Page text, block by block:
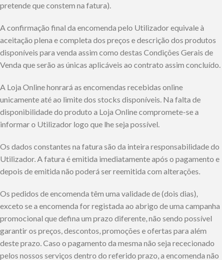
pretende que constem na fatura).
A confirmação final da encomenda pelo Utilizador equivale à
aceitação plena e completa dos preços e descrição dos produtos
disponíveis para venda assim como destas Condições Gerais de
Venda que serão as únicas aplicáveis ao contrato assim concluído.
A Loja Online honrará as encomendas recebidas online
unicamente até ao limite dos stocks disponíveis. Na falta de
disponibilidade do produto a Loja Online compromete-se a
informar o Utilizador logo que lhe seja possível.
Os dados constantes na fatura são da inteira responsabilidade do
Utilizador. A fatura é emitida imediatamente após o pagamento e
depois de emitida não poderá ser reemitida com alterações.
Os pedidos de encomenda têm uma validade de (dois dias),
exceto se a encomenda for registada ao abrigo de uma campanha
promocional que defina um prazo diferente, não sendo possível
garantir os preços, descontos, promoções e ofertas para além
deste prazo. Caso o pagamento da mesma não seja rececionado
pelos nossos serviços dentro do referido prazo, a encomenda não